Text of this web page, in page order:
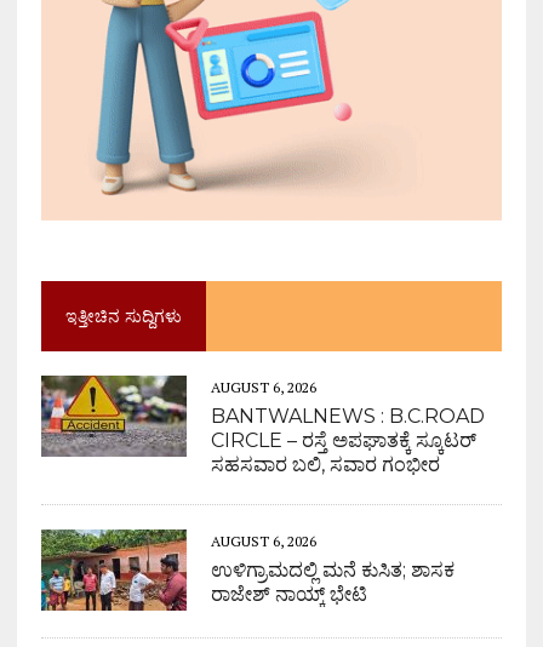
ಇತ್ತೀಚಿನ ಸುದ್ದಿಗಳು
AUGUST 6, 2026
BANTWALNEWS : B.C.ROAD
CIRCLE – ರಸ್ತೆ ಅಪಘಾತಕ್ಕೆ ಸ್ಕೂಟರ್
ಸಹಸವಾರ ಬಲಿ, ಸವಾರ ಗಂಭೀರ
AUGUST 6, 2026
ಉಳಿಗ್ರಾಮದಲ್ಲಿ ಮನೆ ಕುಸಿತ; ಶಾಸಕ
ರಾಜೇಶ್ ನಾಯ್ಕ್ ಭೇಟಿ